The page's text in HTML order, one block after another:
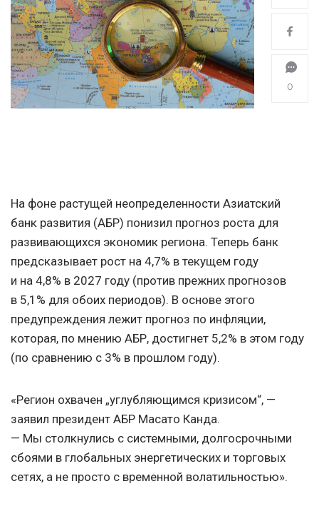
0
На фоне растущей неопределенности Азиатский
банк развития (АБР) понизил прогноз роста для
развивающихся экономик региона. Теперь банк
предсказывает рост на 4,7% в текущем году
и на 4,8% в 2027 году (против прежних прогнозов
в 5,1% для обоих периодов). В основе этого
предупреждения лежит прогноз по инфляции,
которая, по мнению АБР, достигнет 5,2% в этом году
(по сравнению с 3% в прошлом году).
«Регион охвачен „углубляющимся кризисом“, —
заявил президент АБР Масато Канда.
— Мы столкнулись с системными, долгосрочными
сбоями в глобальных энергетических и торговых
сетях, а не просто с временной волатильностью».